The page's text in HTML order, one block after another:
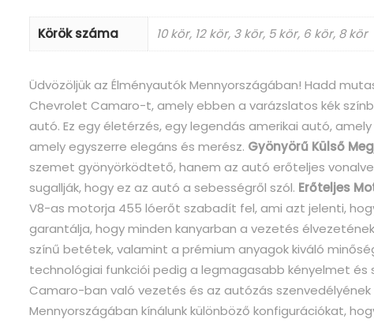
Körök száma 10 kör, 12 kör, 3 kör, 5 kör, 6 kör, 8 kör
Üdvözöljük az Élményautók Mennyországában! Hadd
Chevrolet Camaro-t, amely ebben a varázslatos kék
autó. Ez egy életérzés, egy legendás amerikai autó,
amely egyszerre elegáns és merész. Gyönyörű Külső
szemet gyönyörködtető, hanem az autó erőteljes
sugallják, hogy ez az autó a sebességről szól. Erőteljes
V8-as motorja 455 lóerőt szabadít fel, ami azt jelenti,
garantálja, hogy minden kanyarban a vezetés
színű betétek, valamint a prémium anyagok kiváló
technológiai funkciói pedig a legmagasabb kényelmet és
Camaro-ban való vezetés és az autózás
Mennyországában kínálunk különböző konfigurációkat,